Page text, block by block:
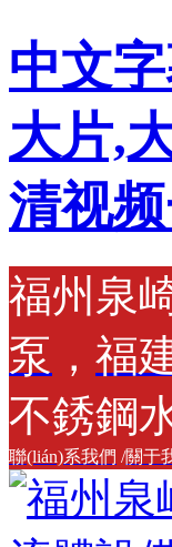
中文
大片,
清视
福州泉
泵 ， 福
不銹鋼
聯(lián)系我們 /關于